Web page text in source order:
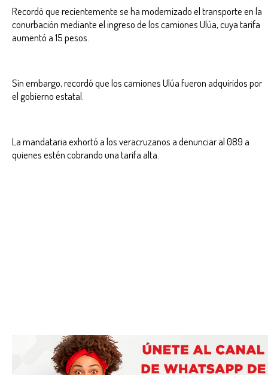
Recordó que recientemente se ha modernizado el transporte en la
conurbación mediante el ingreso de los camiones Ulúa, cuya tarifa
aumentó a 15 pesos.
Sin embargo, recordó que los camiones Ulúa fueron adquiridos por
el gobierno estatal.
La mandataria exhortó a los veracruzanos a denunciar al 089 a
quienes estén cobrando una tarifa alta.